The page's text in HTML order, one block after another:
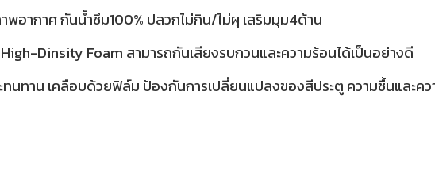
พอากาศ กันน้ำซึม100% ปลวกไม่กิน/ไม่ผุ เสริมมุม4ด้าน
Dinsity Foam สามารถกันเสียงรบกวนและความร้อนได้เป็นอย่างดี
ทนทาน เคลือบด้วยฟิล์ม ป้องกันการเปลี่ยนแปลงของสีประตู ความชื้นและค